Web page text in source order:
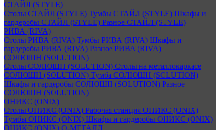
СТАЙЛ (STYLE)
Столы СТАЙЛ (STYLE) Тумбы СТАЙЛ (STYLE) Шкафы и
гардеробы СТАЙЛ (STYLE) Разное СТАЙЛ (STYLE)
РИВА (RIVA)
Столы РИВА (RIVA) Тумбы РИВА (RIVA) Шкафы и
гардеробы РИВА (RIVA) Разное РИВА (RIVA)
СОЛЮШН (SOLUTION)
Столы СОЛЮШН (SOLUTION) Столы на металлокаркасе
СОЛЮШН (SOLUTION) Тумба СОЛЮШН (SOLUTION)
Шкафы и гардеробы СОЛЮШН (SOLUTION) Разное
СОЛЮШН (SOLUTION)
ОНИКС (ONIX)
Столы ОНИКС (ONIX) Рабочая станция ОНИКС (ONIX)
Тумбы ОНИКС (ONIX) Шкафы и гардеробы ОНИКС (ONIX)
ОНИКС (ONIX) O-МЕТАЛЛ